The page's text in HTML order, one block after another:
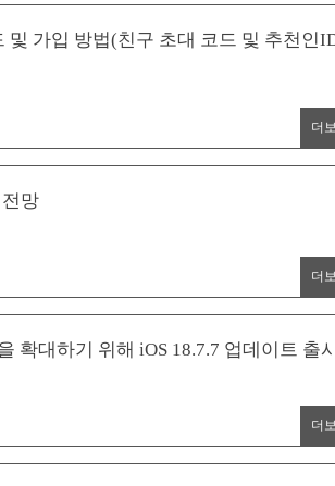
가입 방법(친구 초대 코드 및 추천인
더
망
더
확대하기 위해 iOS 18.7.7 업데이트 출시
더